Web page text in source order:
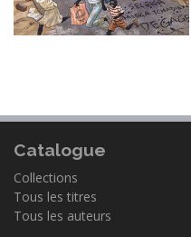
Catalogue
Collections
Tous les titres
Tous les auteurs